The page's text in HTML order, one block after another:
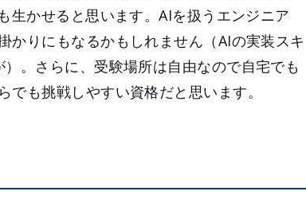
生かせると思います。AIを扱うエンジニア
かりにもなるかもしれません（AIの実装スキ
。さらに、受験場所は自由なので自宅でも
も挑戦しやすい資格だと思います。